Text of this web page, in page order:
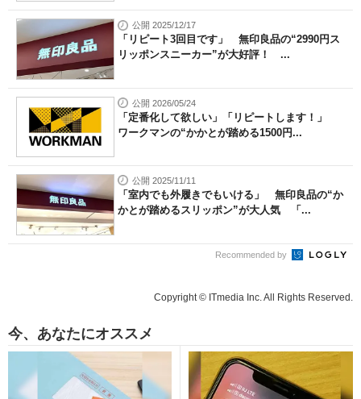
公開 2025/12/17
「リピート3回目です」 無印良品の“2990円ス
リッポンスニーカー”が大好評！ ...
公開 2026/05/24
「定番化して欲しい」「リピートします！」
ワークマンの“かかとが踏める1500円...
公開 2025/11/11
「室内でも外履きでもいける」 無印良品の“か
かとが踏めるスリッポン”が大人気 「...
Recommended by
Copyright © ITmedia Inc. All Rights Reserved.
今、あなたにオススメ